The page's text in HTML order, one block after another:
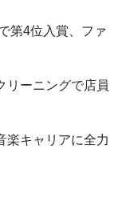
第4位入賞、ファ
リーニングで店員
楽キャリアに全力